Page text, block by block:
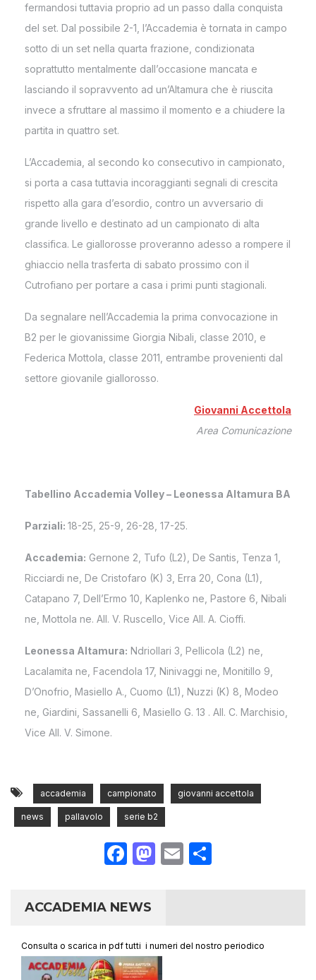
fermandosi tuttavia proprio ad un passo dalla conquista
del set. Dal possibile 2-1, l’Accademia è tornata in campo
sotto di un set nella quarta frazione, condizionata
soprattutto mentalmente dall’occasione mancata e
lasciando il sopravvento ad un’Altamura che è riuscita
invece a sfruttare al massimo il momento e a chiudere la
partita in quattro set.
L’Accademia, al secondo ko consecutivo in campionato,
si porta a casa tuttavia incoraggianti segnali di crescita
rispetto alla gara d’esordio, contro un avversario di
grande livello e destinato ad un campionato di alta
classifica. Le giallorosse proveranno adesso a rompere il
ghiaccio nella trasferta di sabato prossimo con il
Cutrofiano per portare a casa i primi punti stagionali.
Da segnalare nell’Accademia la prima convocazione in
B2 per le giovanissime Giorgia Nibali, classe 2010, e
Federica Mottola, classe 2011, entrambe provenienti dal
settore giovanile giallorosso.
Giovanni Accettola
Area Comunicazione
Tabellino Accademia Volley – Leonessa Altamura BA
Parziali: 18-25, 25-9, 26-28, 17-25.
Accademia: Gernone 2, Tufo (L2), De Santis, Tenza 1,
Ricciardi ne, De Cristofaro (K) 3, Erra 20, Cona (L1),
Catapano 7, Dell’Ermo 10, Kaplenko ne, Pastore 6, Nibali
ne, Mottola ne. All. V. Ruscello, Vice All. A. Cioffi.
Leonessa Altamura: Ndriollari 3, Pellicola (L2) ne,
Lacalamita ne, Facendola 17, Ninivaggi ne, Monitillo 9,
D’Onofrio, Masiello A., Cuomo (L1), Nuzzi (K) 8, Modeo
ne, Giardini, Sassanelli 6, Masiello G. 13 . All. C. Marchisio,
Vice All. V. Simone.
accademia campionato giovanni accettola
news pallavolo serie b2
Facebook
Mastodon
Email
ACCADEMIA NEWS
Consulta o scarica in pdf tutti i numeri del nostro periodico